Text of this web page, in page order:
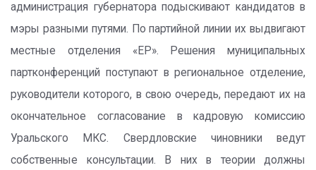
администрация губернатора подыскивают кандидатов в
мэры разными путями. По партийной линии их выдвигают
местные отделения «ЕР». Решения муниципальных
партконференций поступают в региональное отделение,
руководители которого, в свою очередь, передают их на
окончательное согласование в кадровую комиссию
Уральского МКС. Свердловские чиновники ведут
собственные консультации. В них в теории должны